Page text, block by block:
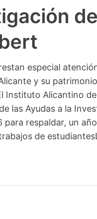
especial
y su
Instituto Alicantino
las Ayudas a la
para respaldar, un
de estudiantes